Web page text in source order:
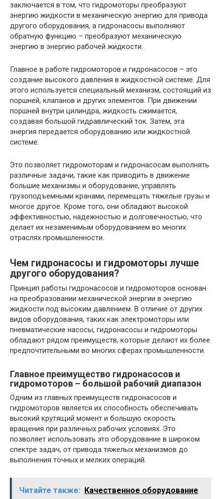
заключается в том, что гидромоторы преобразуют
энергию жидкости в механическую энергию для привода
другого оборудования, а гидронасосы выполняют
обратную функцию – преобразуют механическую
энергию в энергию рабочей жидкости.
Главное в работе гидромоторов и гидронасосов – это
создание высокого давления в жидкостной системе. Для
этого используется специальный механизм, состоящий из
поршней, клапанов и других элементов. При движении
поршней внутри цилиндра, жидкость сжимается,
создавая большой гидравлический ток. Затем, эта
энергия передается оборудованию или жидкостной
системе.
Это позволяет гидромоторам и гидронасосам выполнять
различные задачи, такие как приводить в движение
большие механизмы и оборудование, управлять
грузоподъемными кранами, перемещать тяжелые грузы и
многое другое. Кроме того, они обладают высокой
эффективностью, надежностью и долговечностью, что
делает их незаменимым оборудованием во многих
отраслях промышленности.
Чем гидронасосы и гидромоторы лучше
другого оборудования?
Принцип работы гидронасосов и гидромоторов основан
на преобразовании механической энергии в энергию
жидкости под высоким давлением. В отличие от других
видов оборудования, таких как электромоторы или
пневматические насосы, гидронасосы и гидромоторы
обладают рядом преимуществ, которые делают их более
предпочтительными во многих сферах промышленности.
Главное преимущество гидронасосов и
гидромоторов – большой рабочий диапазон
Одним из главных преимуществ гидронасосов и
гидромоторов является их способность обеспечивать
высокий крутящий момент и большую скорость
вращения при различных рабочих условиях. Это
позволяет использовать это оборудование в широком
спектре задач, от привода тяжелых механизмов до
выполнения точных и мелких операций.
Читайте также:
Качественное оборудование